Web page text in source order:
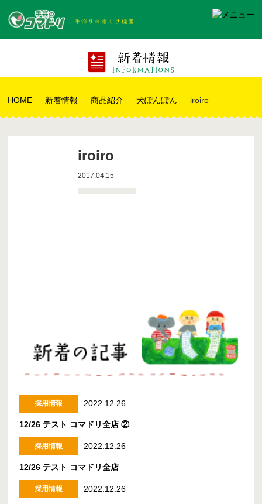
HOME 新着情報 商品紹介 犬ぽんぽん iroiro
iroiro
2017.04.15
採用情報 2022.12.26
12/26 テスト コマドリ全店 ②
採用情報 2022.12.26
12/26 テスト コマドリ全店
採用情報 2022.12.26